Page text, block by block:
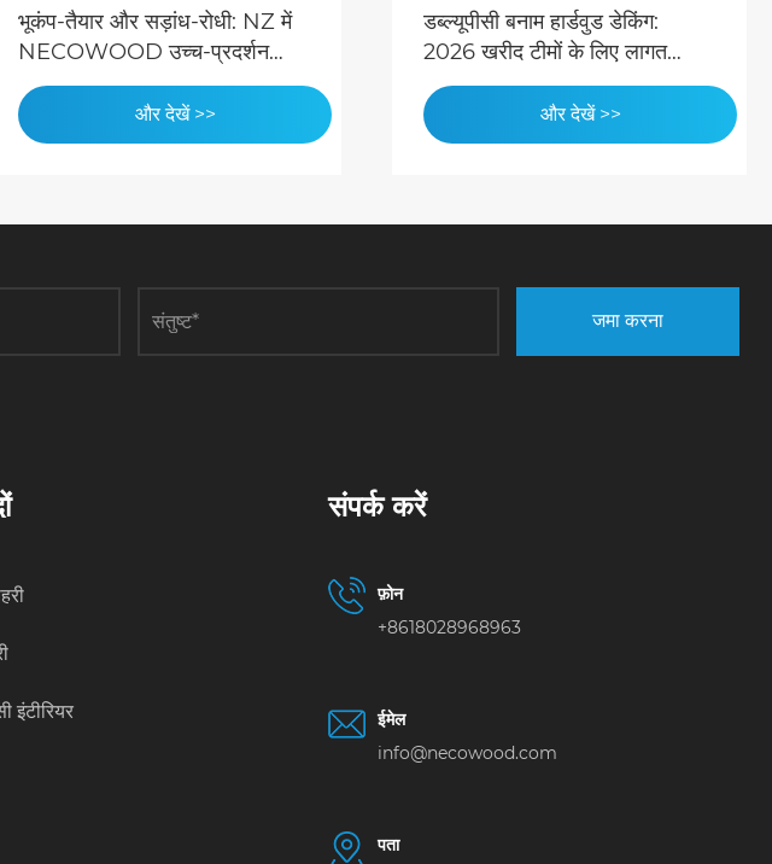
डब्ल्यूपीसी बनाम हार्डवुड डेकिंग:
2026 खरीद टीमों के लिए लागत
तुलना
और देखें >>
नेकोवुड 2026 ट्रेंड रिपोर्ट: डब्ल्यूपीसी
बाहरी दीवार क्लैडिंग का भविष्य
और देखें >>
जमा करना
इंटीरियर
संपर्क करें
फ़ोन
+8618028968963
ईमेल
info@necowood.com
पता